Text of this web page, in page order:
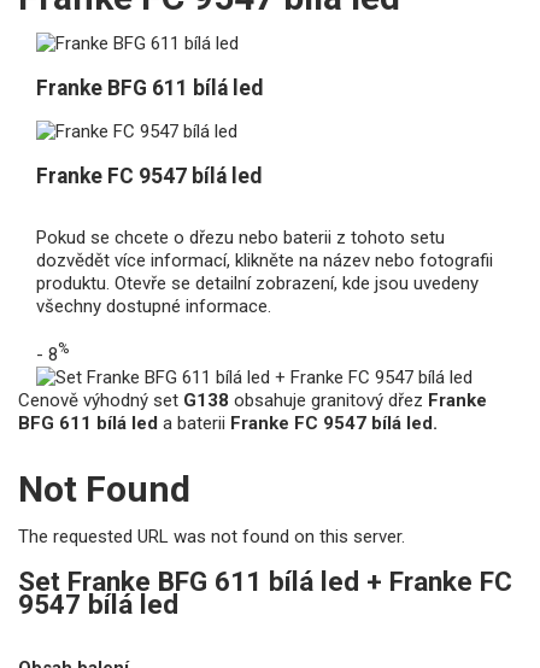
Franke BFG 611 bílá led
Franke FC 9547 bílá led
Pokud se chcete o dřezu nebo baterii z tohoto setu
dozvědět více informací, klikněte na název nebo fotografii
produktu. Otevře se detailní zobrazení, kde jsou uvedeny
všechny dostupné informace.
- 8%
Cenově výhodný set G138 obsahuje granitový dřez Franke
BFG 611 bílá led a baterii Franke FC 9547 bílá led.
Not Found
The requested URL was not found on this server.
Set Franke BFG 611 bílá led + Franke FC
9547 bílá led